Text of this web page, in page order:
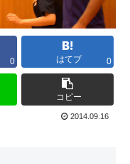
0 はてブ 0
コピー
2014.09.16